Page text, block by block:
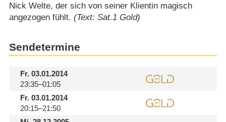
Nick Welte, der sich von seiner Klientin magisch
angezogen fühlt. (Text: Sat.1 Gold)
Sendetermine
Fr.03.01.2014
23:35–01:05
Fr.03.01.2014
20:15–21:50